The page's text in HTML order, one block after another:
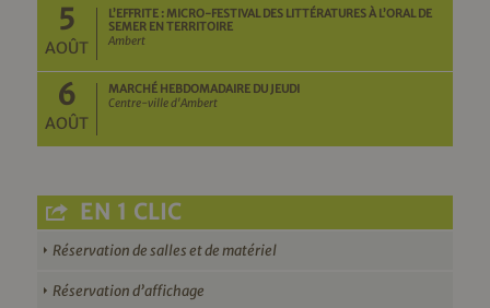
5
AOÛT
L’EFFRITE : MICRO-FESTIVAL DES LITTÉRATURES À L’ORAL DE
SEMER EN TERRITOIRE
Ambert
6
AOÛT
MARCHÉ HEBDOMADAIRE DU JEUDI
Centre-ville d'Ambert
EN 1 CLIC
Réservation de salles et de matériel
Réservation d’affichage